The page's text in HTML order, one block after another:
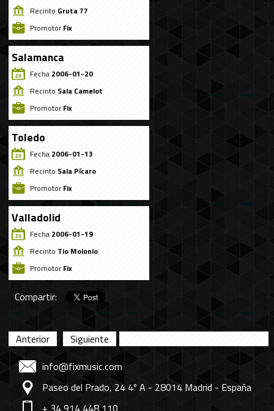
Recinto Gruta 77
PromotorFix
Salamanca
Fecha 2006-01-20
Recinto Sala Camelot
PromotorFix
Toledo
Fecha 2006-01-13
Recinto Sala Pícaro
PromotorFix
Valladolid
Fecha 2006-01-19
Recinto Tio Molonio
PromotorFix
Compartir:
Anterior
Siguiente
info@fixmusic.com
Paseo del Prado, 24 4º A - 28014 Madrid - España
+ 34 914 448 110